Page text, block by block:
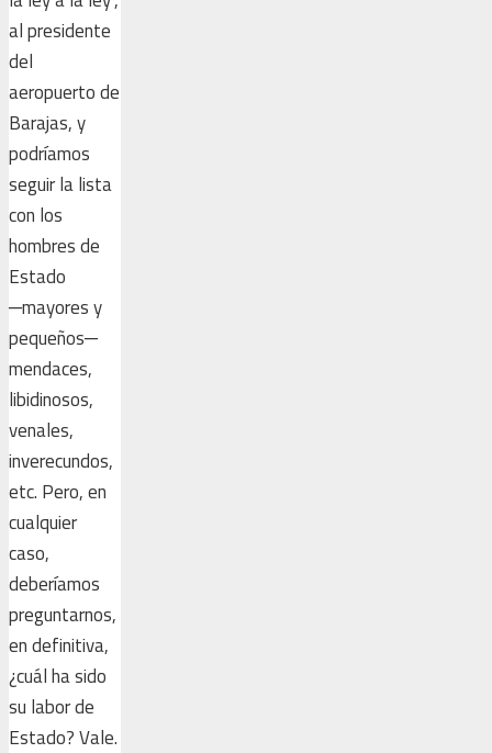
al presidente
del
aeropuerto de
Barajas, y
podríamos
seguir la lista
con los
hombres de
Estado
─mayores y
pequeños─
mendaces,
libidinosos,
venales,
inverecundos,
etc. Pero, en
cualquier
caso,
deberíamos
preguntarnos,
en definitiva,
¿cuál ha sido
su labor de
Estado? Vale.